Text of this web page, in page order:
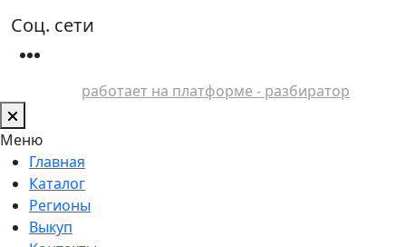
Соц. сети
работает на платформе - разбиратор
Меню
Главная
Каталог
Регионы
Выкуп